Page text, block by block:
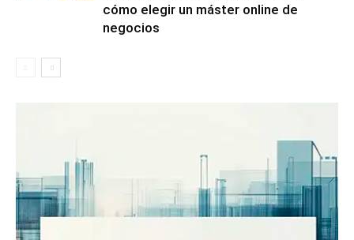
cómo elegir un máster online de
negocios